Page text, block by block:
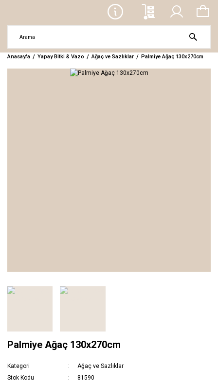
Anasayfa Yapay Bitki & Vazo Ağaç ve Sazlıklar Palmiye Ağaç 130x270cm
Palmiye Ağaç 130x270cm
Kategori
Ağaç ve Sazlıklar
Stok Kodu
81590